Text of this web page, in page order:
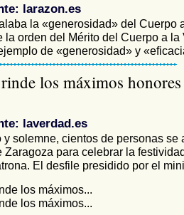
larazon.es
la «generosidad» del Cuerpo
la orden del Mérito del Cuerpo a la
de «generosidad» y
los máximos honores
laverdad.es
y solemne, cientos de personas se
para celebrar la
El desfile presidido por el
los máximos...
los máximos...